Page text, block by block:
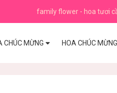
family flower - hoa tươi
CHÚC MỪNG HOA CHÚC